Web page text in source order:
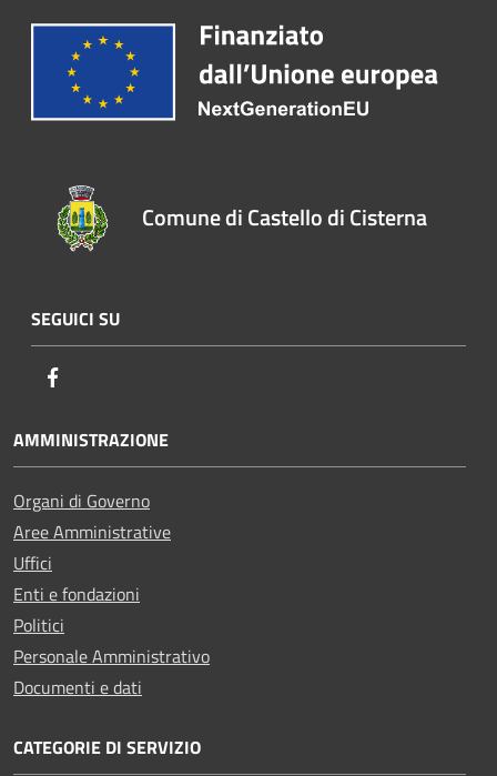
Comune di Castello di Cisterna
SEGUICI SU
AMMINISTRAZIONE
Organi di Governo
Aree Amministrative
Uffici
Enti e fondazioni
Politici
Personale Amministrativo
Documenti e dati
CATEGORIE DI SERVIZIO